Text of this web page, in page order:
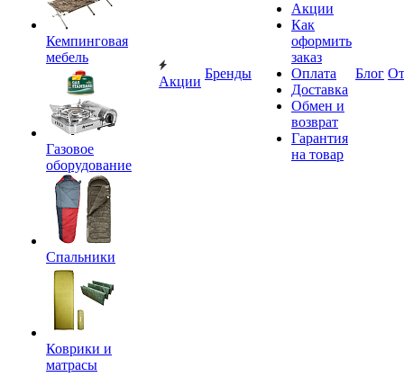
Кемпинговая
мебель
Газовое
оборудование
Спальники
Коврики и
матрасы
Акции
Бренды
Акции
Как
оформить
заказ
Оплата
Доставка
Обмен и
возврат
Гарантия
на товар
Блог